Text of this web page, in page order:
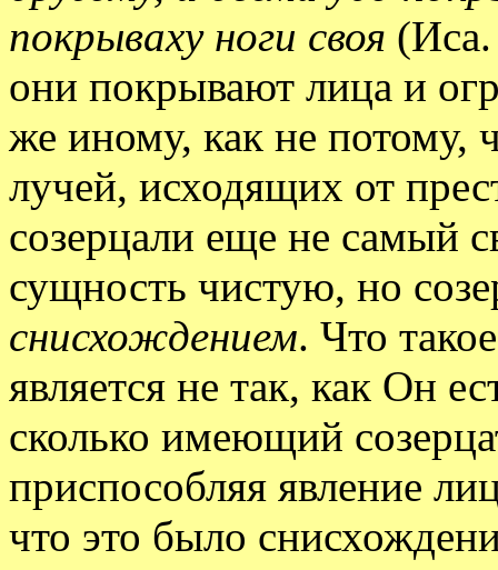
покрываху ноги своя
они покрывают лица и
же иному, как не потому,
лучей, исходящих от
созерцали еще не самый
сущность чистую, но
снисхождением. Что
является не так, как Он
сколько имеющий
приспособляя явление
что это было